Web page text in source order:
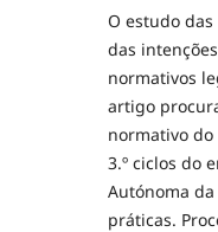
O estudo
das
normativos
artigo
normativo do
3.º ciclos do
Autónoma
práticas.